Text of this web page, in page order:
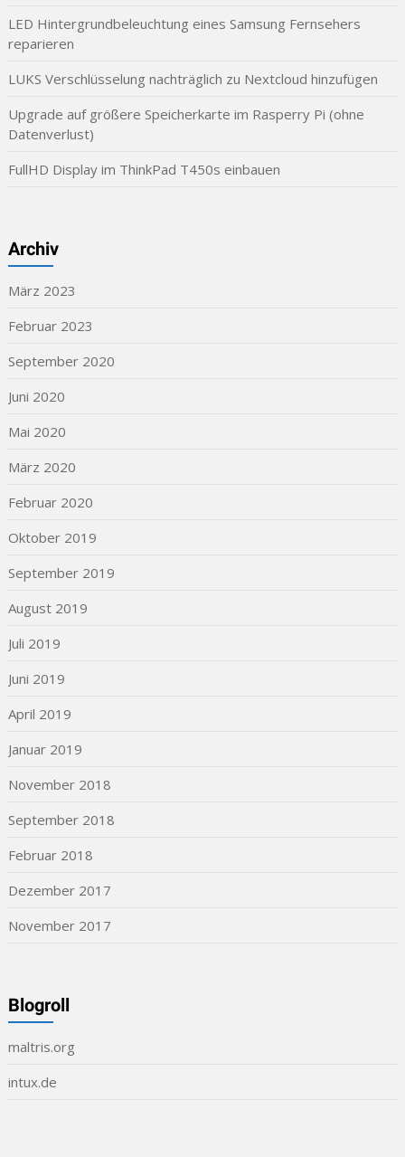
LED Hintergrundbeleuchtung eines Samsung Fernsehers
reparieren
LUKS Verschlüsselung nachträglich zu Nextcloud hinzufügen
Upgrade auf größere Speicherkarte im Rasperry Pi (ohne
Datenverlust)
FullHD Display im ThinkPad T450s einbauen
Archiv
März 2023
Februar 2023
September 2020
Juni 2020
Mai 2020
März 2020
Februar 2020
Oktober 2019
September 2019
August 2019
Juli 2019
Juni 2019
April 2019
Januar 2019
November 2018
September 2018
Februar 2018
Dezember 2017
November 2017
Blogroll
maltris.org
intux.de